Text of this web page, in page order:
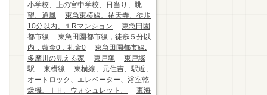
小学校、上の宮中学校、日当り、眺
望、通風
東急東横線、祐天寺、徒歩
10分以内、１Rマンション
東急田園
都市線
東急田園都市線，徒歩５分以
内，敷金0，礼金0
東急田園都市線.
多摩川の見える家
東戸塚
東戸塚
駅
東横線
東横線、元住吉、駅近、
オートロック、エレベーター、浴室乾
燥機、ＩＨ、ウォシュレット、
東海